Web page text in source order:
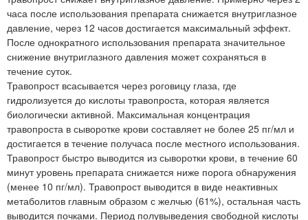
часа после использования препарата снижается внутриглазное
давление, через 12 часов достигается максимальный эффект.
После однократного использования препарата значительное
снижение внутриглазного давления может сохраняться в
течение суток.
Травопрост всасывается через роговицу глаза, где
гидролизуется до кислоты травопроста, которая является
биологически активной. Максимальная концентрация
травопроста в сыворотке крови составляет не более 25 пг/мл и
достигается в течение получаса после местного использования.
Травопрост быстро выводится из сыворотки крови, в течение 60
минут уровень препарата снижается ниже порога обнаружения
(менее 10 пг/мл). Травопрост выводится в виде неактивных
метаболитов главным образом с желчью (61%), остальная часть
выводится почками. Период полувыведения свободной кислоты